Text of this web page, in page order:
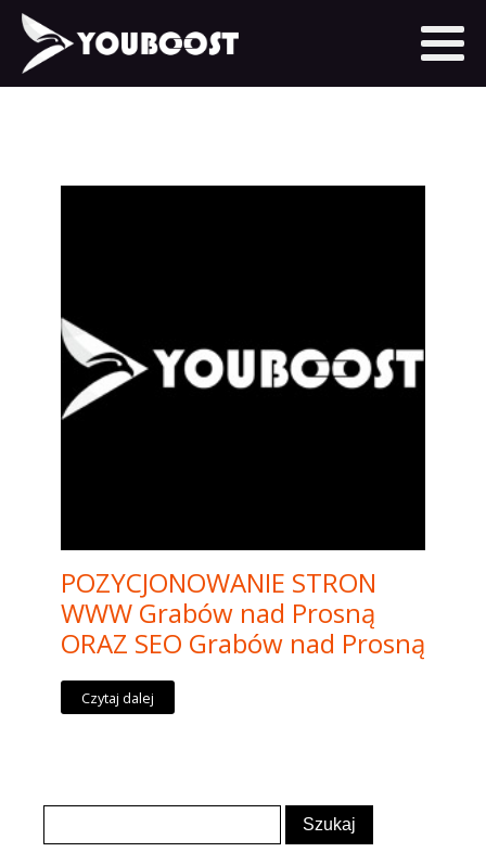
POZYCJONOWANIE STRON
WWW Grabów nad Prosną
ORAZ SEO Grabów nad Prosną
Czytaj dalej